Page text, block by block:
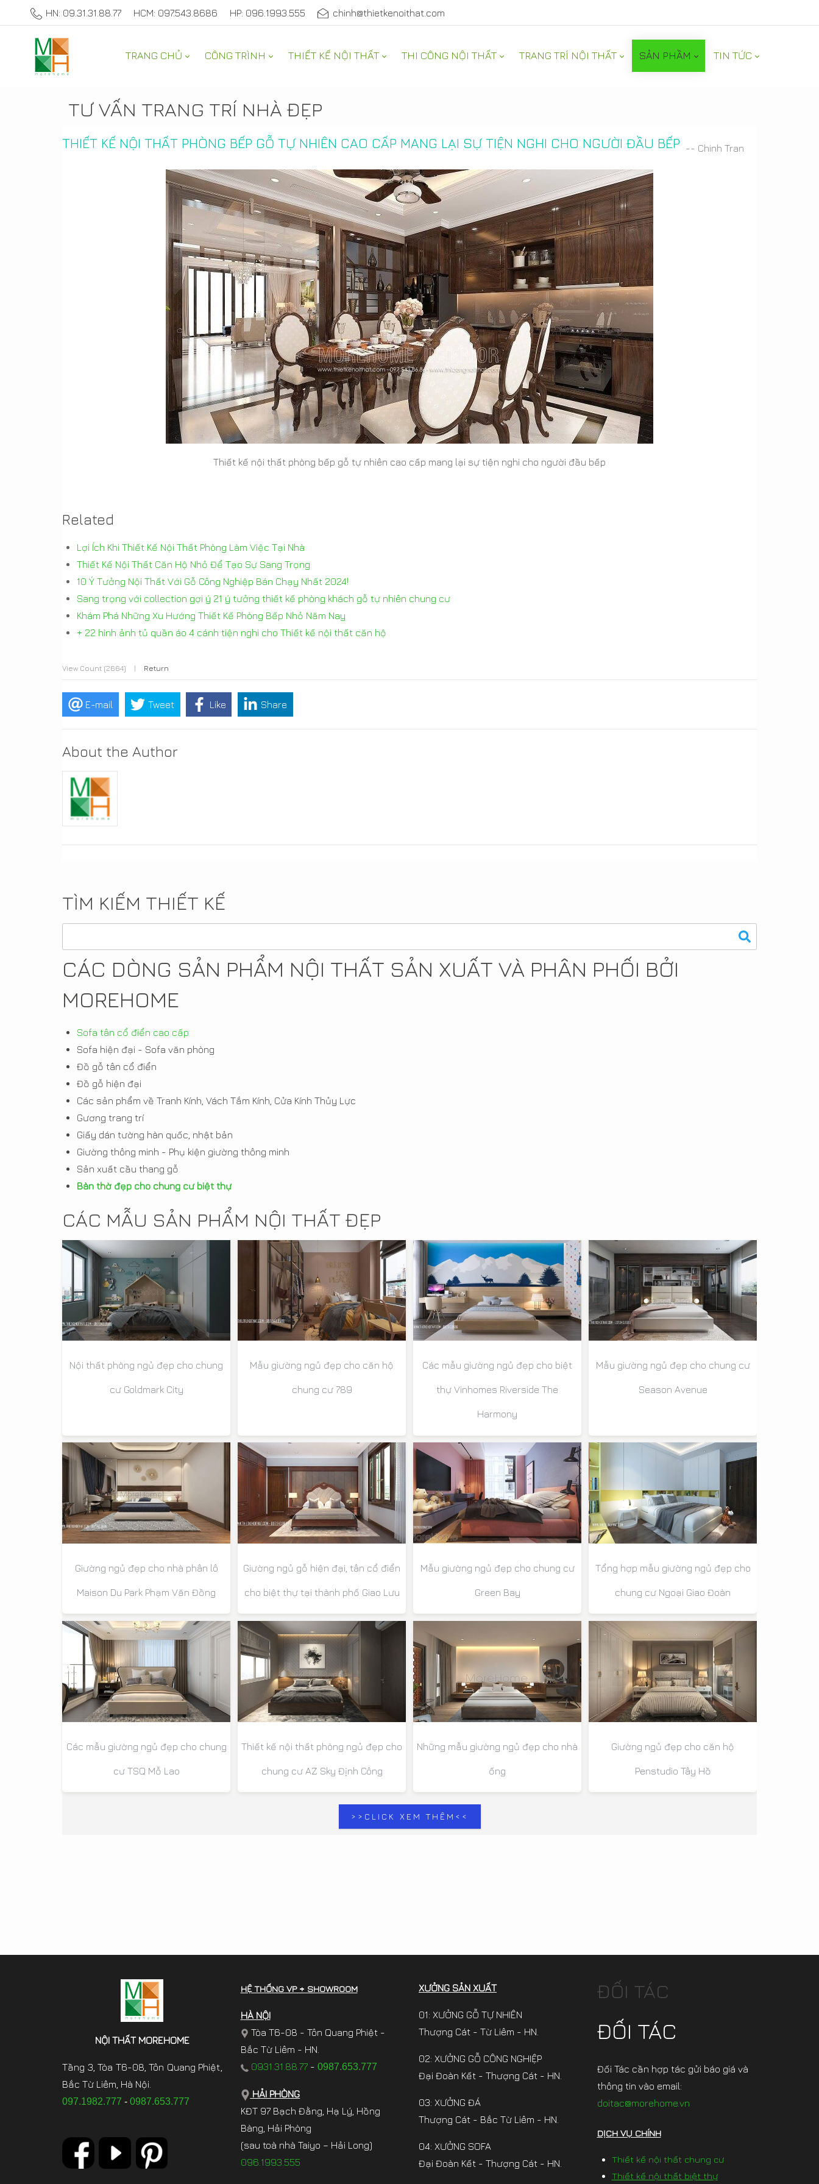
HN: 09.31.31.88.77 HCM: 097.543.8686 HP: 096.1993.555 chinh@thietkenoithat.com
TRANG CHỦ CÔNG TRÌNH THIẾT KẾ NỘI THẤT THI CÔNG NỘI THẤT TRANG TRÍ NỘI THẤT SẢN PHẦM TIN TỨC
TƯ VẤN TRANG TRÍ NHÀ ĐẸP
THIẾT KẾ NỘI THẤT PHÒNG BẾP GỖ TỰ NHIÊN CAO CẤP MANG LẠI SỰ TIỆN NGHI CHO NGƯỜI ĐẦU BẾP -- Chinh Tran
Thiết kế nội thất phòng bếp gỗ tự nhiên cao cấp mang lại sự tiện nghi cho người đầu bếp
Related
Lợi Ích Khi Thiết Kế Nội Thất Phòng Làm Việc Tại Nhà
Thiết Kế Nội Thất Căn Hộ Nhỏ Để Tạo Sự Sang Trọng
10 Ý Tưởng Nội Thất Với Gỗ Công Nghiệp Bán Chạy Nhất 2024!
Sang trọng với collection gợi ý 21 ý tưởng thiết kế phòng khách gỗ tự nhiên chung cư
Khám Phá Những Xu Hướng Thiết Kế Phòng Bếp Nhỏ Năm Nay
+ 22 hình ảnh tủ quần áo 4 cánh tiện nghi cho Thiết kế nội thất căn hộ
View Count (2664) | Return
E-mail Tweet Like Share
About the Author
TÌM KIẾM THIẾT KẾ
CÁC DÒNG SẢN PHẨM NỘI THẤT SẢN XUẤT VÀ PHÂN PHỐI BỞI
MOREHOME
Sofa tân cổ điển cao cấp
Sofa hiện đại - Sofa văn phòng
Đồ gỗ tân cổ điển
Đồ gỗ hiện đại
Các sản phẩm về Tranh Kính, Vách Tắm Kính, Cửa Kính Thủy Lực
Gương trang trí
Giấy dán tường hàn quốc, nhật bản
Giường thông minh - Phụ kiện giường thông minh
Sản xuất cầu thang gỗ
Bàn thờ đẹp cho chung cư biệt thự
CÁC MẪU SẢN PHẨM NỘI THẤT ĐẸP
Nội thất phòng ngủ đẹp cho chung
cư Goldmark City
Mẫu giường ngủ đẹp cho căn hộ
chung cư 789
Các mẫu giường ngủ đẹp cho biệt
thự Vinhomes Riverside The
Harmony
Mẫu giường ngủ đẹp cho chung cư
Season Avenue
Giường ngủ đẹp cho nhà phân lô
Maison Du Park Phạm Văn Đồng
Giường ngủ gỗ hiện đại, tân cổ điển
cho biệt thự tại thành phố Giao Lưu
Mẫu giường ngủ đẹp cho chung cư
Green Bay
Tổng hợp mẫu giường ngủ đẹp cho
chung cư Ngoại Giao Đoàn
Các mẫu giường ngủ đẹp cho chung
cư TSQ Mỗ Lao
Thiết kế nội thất phòng ngủ đẹp cho
chung cư AZ Sky Định Công
Những mẫu giường ngủ đẹp cho nhà
ống
Giường ngủ đẹp cho căn hộ
Penstudio Tây Hồ
>>CLICK XEM THÊM<<
NỘI THẤT MOREHOME
Tầng 3, Tòa T6-08, Tôn Quang Phiệt,
Bắc Từ Liêm, Hà Nội.
097.1982.777 - 0987.653.777
HỆ THỐNG VP + SHOWROOM
HÀ NỘI
Tòa T6-08 - Tôn Quang Phiệt -
Bắc Từ Liêm - HN.
0931.31.88.77- 0987.653.777
HẢI PHÒNG
KĐT 97 Bạch Đằng, Hạ Lý, Hồng
Bàng, Hải Phòng
(sau toà nhà Taiyo – Hải Long)
096.1993.555
XƯỞNG SẢN XUẤT
01: XƯỞNG GỖ TỰ NHIÊN
Thượng Cát - Từ Liêm - HN.
02: XƯỞNG GỖ CÔNG NGHIỆP
Đại Đoàn Kết - Thượng Cát - HN.
03: XƯỞNG ĐÁ
Thượng Cát - Bắc Từ Liêm - HN.
04: XƯỞNG SOFA
Đại Đoàn Kết - Thượng Cát - HN.
ĐỐI TÁC
ĐỐI TÁC
Đối Tác cần hợp tác gửi báo giá và
thông tin vào email:
doitac@morehome.vn
DỊCH VỤ CHÍNH
Thiết kế nội thất chung cư
Thiết kế nội thất biệt thự